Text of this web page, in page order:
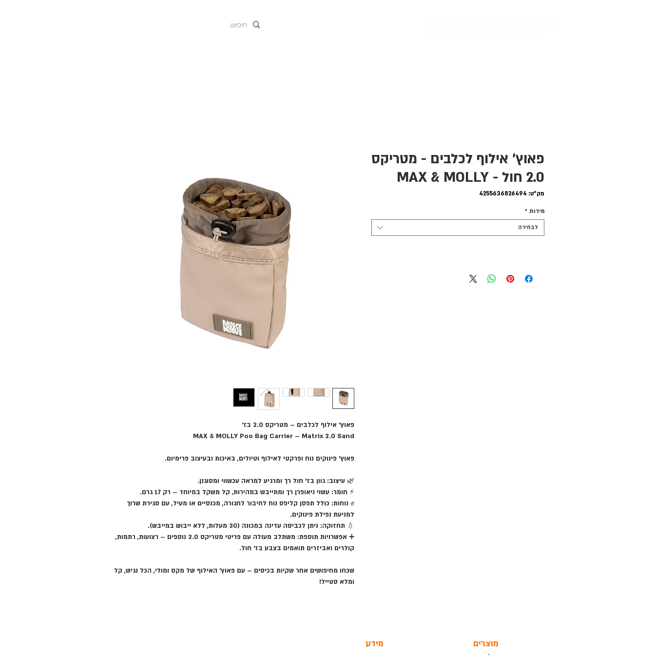
פאוץ' אילוף לכלבים – מטריקס 2.0 בז׳
MAX & MOLLY Poo Bag Carrier – Matrix 2.0 Sand
פאוץ' פינוקים נוח ופרקטי לאילוף וטיולים, באיכות ובעיצוב פרימיום.
🌿 עיצוב: גוון בז׳ חול רך ומרגיע למראה עכשווי ומסוגנן.
⚡ חומר: עשוי ניאופרן רך ומתייבש במהירות, קל משקל במיוחד – רק 17 גרם.
✊ נוחות: כולל תפסן קליפס נוח לחיבור לחגורה, מכנסיים או מעיל, עם סגירת שרוך
למניעת נפילת פינוקים.
💧 תחזוקה: ניתן לכביסה עדינה במכונה (30 מעלות, ללא ייבוש במייבש).
➕ אפשרויות תוספת
: משתלב מעולה עם פריטי מטריקס 2.0 נוספים – רצועות, רתמות,
קולרים ואביזרים תואמים בצבע בז׳ חול.
שכחו מחיפושים אחר שקיות בכיסים – עם פאוץ' האילוף של מקס ומולי, הכל נגיש, קל
ומלא סטייל!
פאוץ' אילוף לכלבים - מטריקס
2.0 חול - MAX & MOLLY
מק"ט: 4255636826494
מידות *
לבחירה
מידע מוצרים